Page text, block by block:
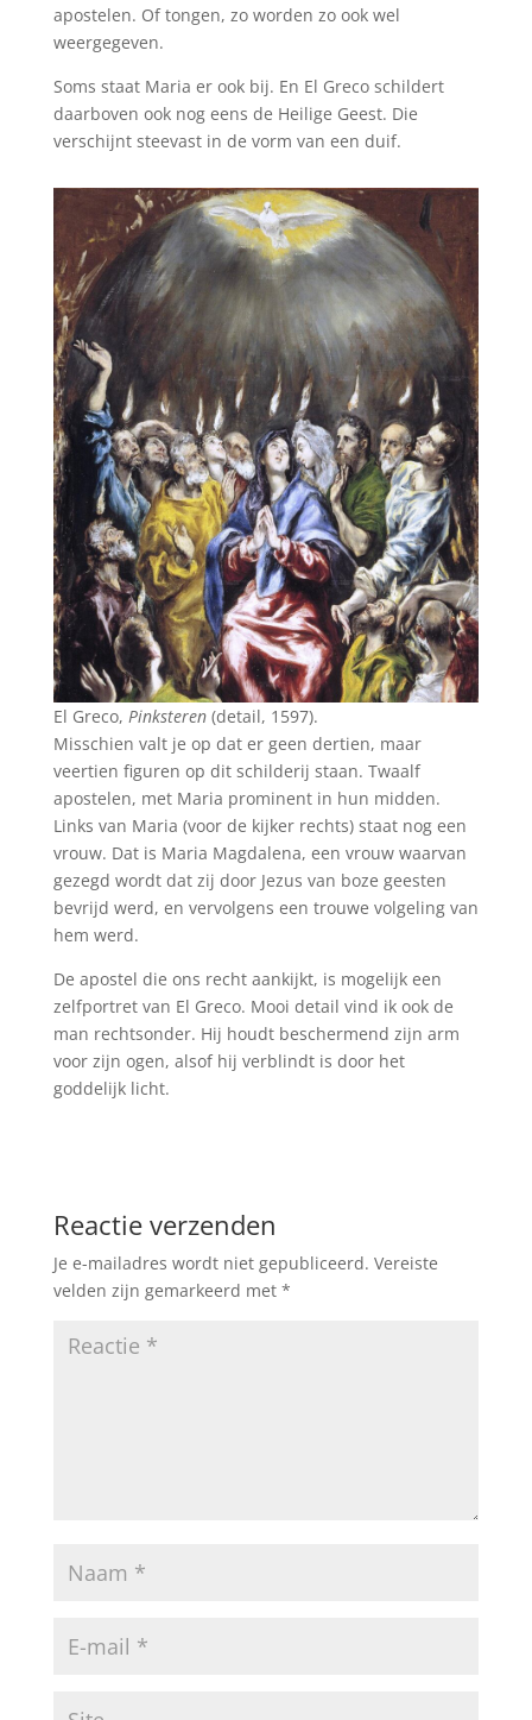
apostelen. Of tongen, zo worden zo ook wel
weergegeven.
Soms staat Maria er ook bij. En El Greco schildert
daarboven ook nog eens de Heilige Geest. Die
verschijnt steevast in de vorm van een duif.
El Greco, Pinksteren (detail, 1597).
Misschien valt je op dat er geen dertien, maar
veertien figuren op dit schilderij staan. Twaalf
apostelen, met Maria prominent in hun midden.
Links van Maria (voor de kijker rechts) staat nog een
vrouw. Dat is Maria Magdalena, een vrouw waarvan
gezegd wordt dat zij door Jezus van boze geesten
bevrijd werd, en vervolgens een trouwe volgeling van
hem werd.
De apostel die ons recht aankijkt, is mogelijk een
zelfportret van El Greco. Mooi detail vind ik ook de
man rechtsonder. Hij houdt beschermend zijn arm
voor zijn ogen, alsof hij verblindt is door het
goddelijk licht.
Reactie verzenden
Je e-mailadres wordt niet gepubliceerd. Vereiste
velden zijn gemarkeerd met *